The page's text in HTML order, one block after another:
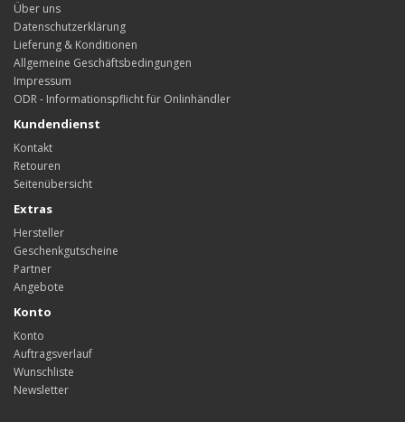
Über uns
Datenschutzerklärung
Lieferung & Konditionen
Allgemeine Geschäftsbedingungen
Impressum
ODR - Informationspflicht für Onlinhändler
Kundendienst
Kontakt
Retouren
Seitenübersicht
Extras
Hersteller
Geschenkgutscheine
Partner
Angebote
Konto
Konto
Auftragsverlauf
Wunschliste
Newsletter